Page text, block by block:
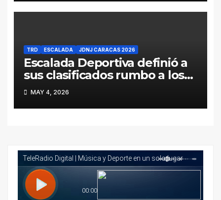
TRD ESCALADA JDNJ CARACAS 2026
Escalada Deportiva definió a
sus clasificados rumbo a los
Juegos Deportivos
Nacionales Juveniles Caracas
2026
MAY 4, 2026